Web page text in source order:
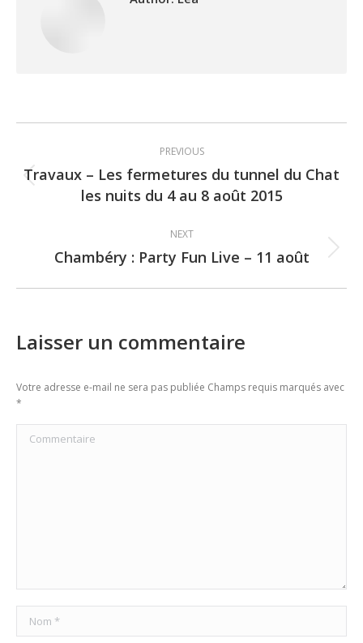
navigation
PREVIOUS
Previous
post:
Travaux – Les fermetures du tunnel du Chat
les nuits du 4 au 8 août 2015
NEXT
Next
Chambéry : Party Fun Live – 11 août
Laisser un commentaire
Votre adresse e-mail ne sera pas publiée Champs requis marqués avec
*
Commentaire
Nom *